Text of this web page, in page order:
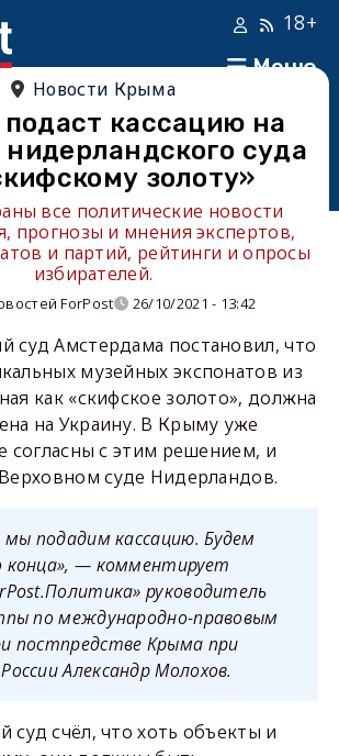
Меню
18+
Новости Крыма
подаст кассацию на
суда
золоту»
все политические новости
прогнозы и мнения экспертов,
и партий, рейтинги и опросы
избирателей.
ForPost 26/10/2021 - 13:42
суд Амстердама постановил, что
музейных экспонатов из
как «скифское золото», должна
на Украину. В Крыму уже
согласны с этим решением, и
суде Нидерландов.
мы подадим кассацию. Будем
конца», — комментирует
руководитель
по международно-правовым
постпредстве Крыма при
Александр Молохов.
суд счёл, что хоть объекты и